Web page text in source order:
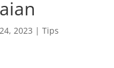
2023 | Tips